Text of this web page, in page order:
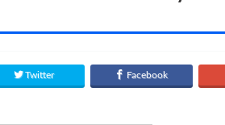
Twitter Facebook